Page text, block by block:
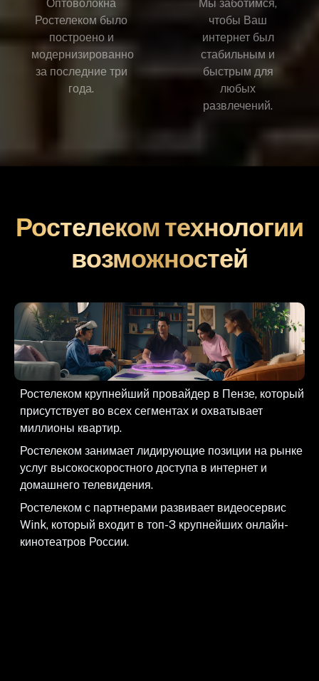
Оптоволокна
Ростелеком было
построено и
модернизированно
за последние три
года.
Мы заботимся,
чтобы Ваш
интернет был
стабильным и
быстрым для
любых
развлечений.
Ростелеком технологии
возможностей
Ростелеком крупнейший провайдер в Пензе, который
присутствует во всех сегментах и охватывает
миллионы квартир.
Ростелеком занимает лидирующие позиции на рынке
услуг высокоскоростного доступа в интернет и
домашнего телевидения.
Ростелеком с партнерами развивает видеосервис
Wink, который входит в топ-3 крупнейших онлайн-
кинотеатров России.